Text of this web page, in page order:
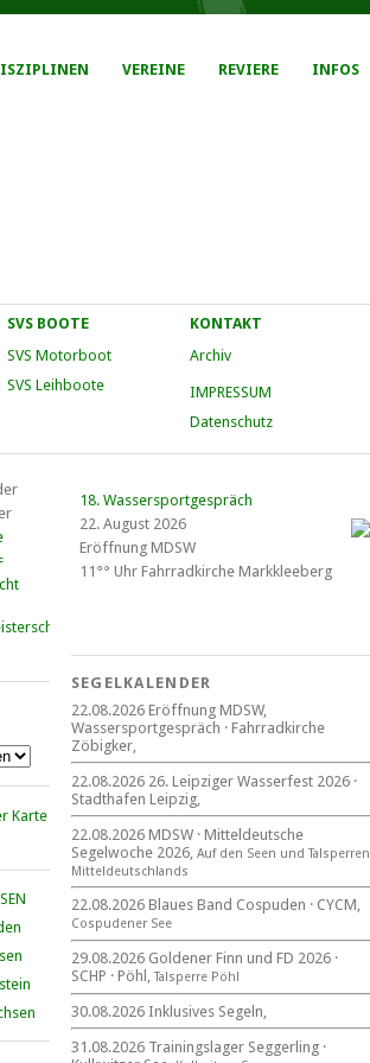
VEREINE REVIERE INFOS
SVS BOOTE
SVS Motorboot
SVS Leihboote
KONTAKT
Archiv
IMPRESSUM
Datenschutz
18. Wassersportgespräch
22. August 2026
Eröffnung MDSW
11°° Uhr Fahrrad­kirche Markkleeberg
22. August 2026
beim CYCM
für alle Segler am See
Mitteldeutsche Segelwoche
22. – 30. August 2026 in Sachsen ·
Thüringen · Sachsen Anhalt
Goldener Finn und FD 2026
29. – 30. August 2026
beim SCHP auf der Talsperre Pöhl
SEGELKALENDER
22.08.2026 Eröffnung MDSW,
Wassersportgespräch · Fahrradkirche
Zöbigker,
22.08.2026 26. Leipziger Wasserfest 2026 ·
Stadthafen Leipzig,
22.08.2026 MDSW · Mitteldeutsche
Segelwoche 2026, Auf den Seen und Tal­sperren
Mittel­deut­sch­lands
22.08.2026 Blaues Band Cospuden · CYCM,
Cospudener See
29.08.2026 Goldener Finn und FD 2026 ·
SCHP · Pöhl, Talsperre Pöhl
30.08.2026 Inklusives Segeln,
31.08.2026 Trainingslager Seggerling ·